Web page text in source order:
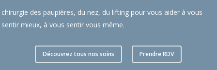
chirurgie des paupières, du nez, du lifting pour vous aider à vous
sentir mieux, à vous sentir vous même.
Découvrez tous nos soins Prendre RDV